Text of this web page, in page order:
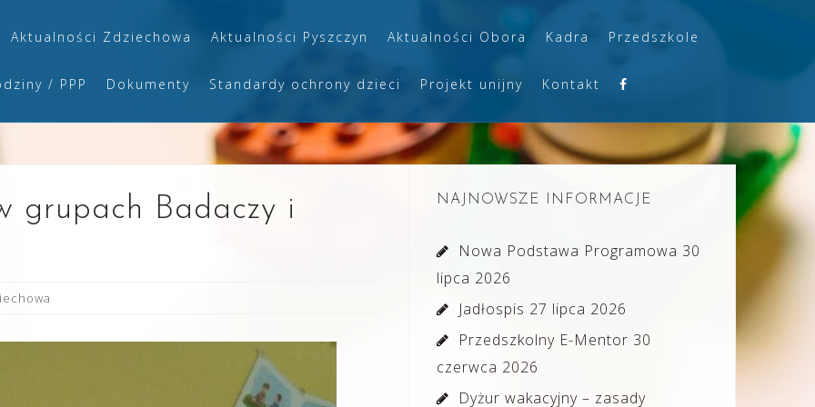
Aktualności Zdziechowa Aktualności Pyszczyn Aktualności Obora Kadra Przedszkole
/ PPP Dokumenty Standardy ochrony dzieci Projekt unijny Kontakt
grupach Badaczy i
NAJNOWSZE INFORMACJE
Nowa Podstawa Programowa 30
lipca 2026
Jadłospis 27 lipca 2026
Przedszkolny E-Mentor 30
czerwca 2026
Dyżur wakacyjny – zasady